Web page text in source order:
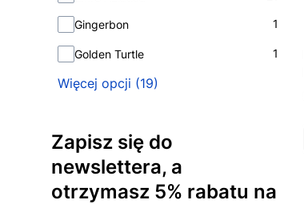
Gingerbon 1
Golden Turtle 1
Więcej opcji (19)
Zapisz się do
newslettera, a
otrzymasz 5% rabatu na